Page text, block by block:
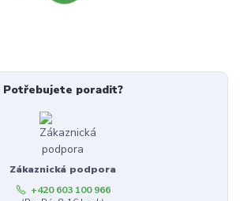
Potřebujete poradit?
Zákaznická podpora
+420 603 100 966